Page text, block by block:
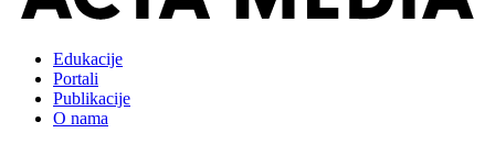
Edukacije
Portali
Publikacije
O nama